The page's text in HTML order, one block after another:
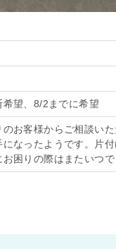
望、8/2までに希望
お客様からご相談い
なったようです。片
困りの際はまたいつで